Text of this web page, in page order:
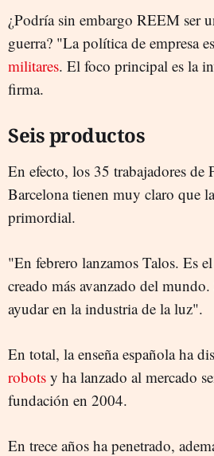
¿Podría sin embargo REEM ser
guerra? "La política de empresa
militares. El foco principal es la
firma.
Seis productos
En efecto, los 35 trabajadores de
Barcelona tienen muy claro que
primordial.
"En febrero lanzamos Talos. Es el
creado más avanzado del
ayudar en la industria de la luz".
En total, la enseña española ha
robots y ha lanzado al mercado
fundación en 2004.
En trece años ha penetrado,